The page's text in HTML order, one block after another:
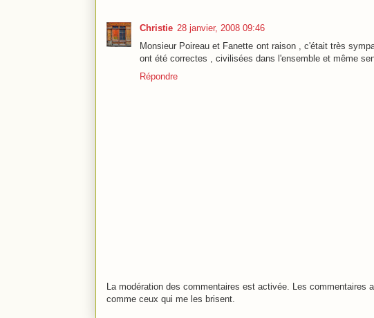
Christie 28 janvier, 2008 09:46
Monsieur Poireau et Fanette ont raison , c'était très
ont été correctes , civilisées dans l'ensemble et même
Répondre
La modération des commentaires est activée. Les
comme ceux qui me les brisent.